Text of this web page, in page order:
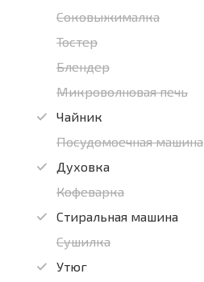
Соковыжималка
Тостер
Блендер
Микроволновая печь
Чайник
Посудомоечная машина
Духовка
Кофеварка
Стиральная машина
Сушилка
Утюг